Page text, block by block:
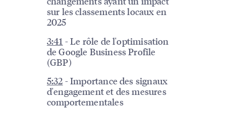
sur les classements locaux en
2025
3:41 - Le rôle de l'optimisation
de Google Business Profile
(GBP)
5:32 - Importance des signaux
d'engagement et des mesures
comportementales